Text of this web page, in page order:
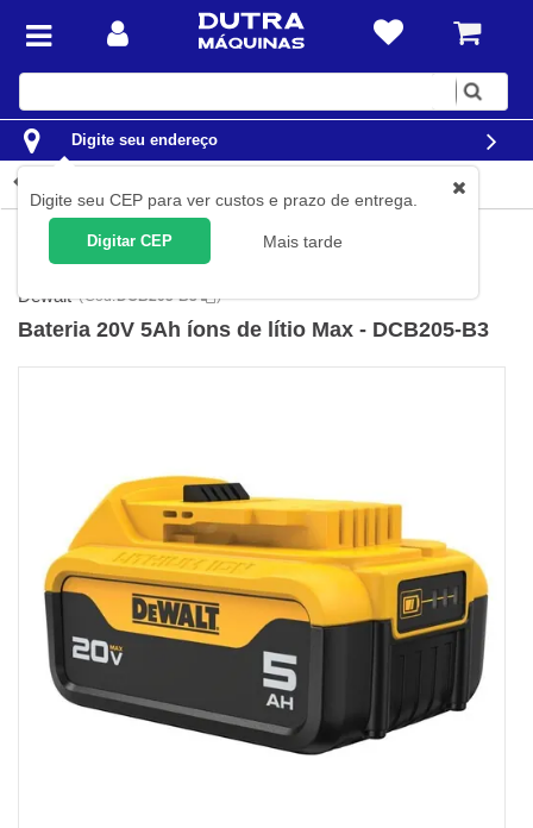
Digite
Digite seu endereço
Digite seu CEP para ver custos e prazo de entrega.
Digitar CEP Mais tarde
Ferramentas Ferramentas a Bateria
Acessórios para
Ferramentas a Bateria
Carregadores e Baterias
Dewalt (Cód.DCB205-B3 )
Bateria 20V 5Ah íons de lítio Max - DCB205-B3